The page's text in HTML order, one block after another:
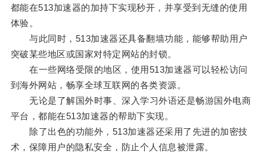
都能在513加速器的加持下实现秒开，并享受到无缝的使用
体验。
与此同时，513加速器还具备翻墙功能，能够帮助用户
突破某些地区或国家对特定网站的封锁。
在一些网络受限的地区，使用513加速器可以轻松访问
到海外网站，畅享全球互联网的各类资源。
无论是了解国外时事、深入学习外语还是畅游国外电商
平台，都能在513加速器的帮助下实现。
除了出色的功能外，513加速器还采用了先进的加密技
术，保障用户的隐私安全，防止个人信息被泄露。